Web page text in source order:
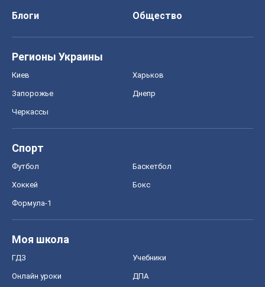
Блоги
Общество
Регионы Украины
Киев Харьков
Запорожье Днепр
Черкассы
Спорт
Футбол Баскетбол
Хоккей Бокс
Формула-1
Моя школа
ГДЗ Учебники
Онлайн уроки ДПА